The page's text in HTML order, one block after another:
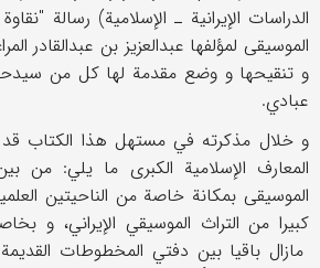
الدراسات الإیرانیة ـ الإسلامیة) رسالة
الموسیقی لمؤلفها عبدالعزیز بن عبدالقادر
و تنقیحها و وضع مقدمة لها کل من
عبادي.
و خلال مذکرته في مستهل هذا الکتاب
المعارف الإسلامیة الکبری ما یلي: من بین
الموسیقی بمکانة خاصة من الناحیتین
کبیرا من التراث الموسیقي الإیراني، و
مازال باقیا بین دفتي المخطوطات